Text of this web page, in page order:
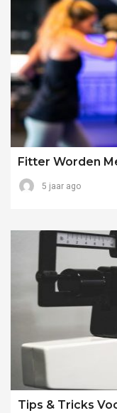
Fitter Worden
5 jaar ago
Tips & Tricks